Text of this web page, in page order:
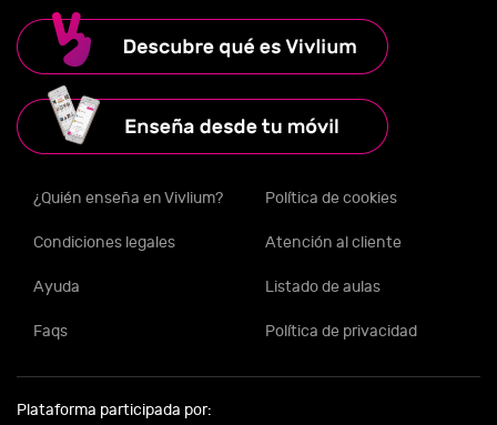
¿Quién enseña en Vivlium? Política de cookies
Condiciones legales Atención al cliente
Ayuda Listado de aulas
Faqs Política de privacidad
Plataforma participada por: